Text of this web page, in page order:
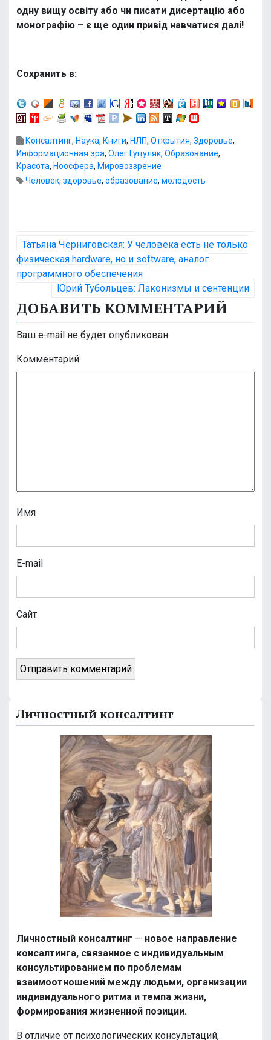
одну вищу освіту або чи писати дисертацію або
монографію – є ще один привід навчатися далі!
Сохранить в:
Консалтинг, Наука, Книги, НЛП, Открытия, Здоровье,
Информационная эра, Олег Гуцуляк, Образование,
Красота, Ноосфера, Мировоззрение
Человек, здоровье, образование, молодость
Н
а
и
г
а
ц
з
а
п
и
я
м
Татьяна Черниговская: У человека есть не только
физическая hardware, но и software, аналог
программного обеспечения
Юрий Тубольцев: Лаконизмы и сентенции
ДОБАВИТЬ КОММЕНТАРИЙ
Ваш e-mail не будет опубликован.
Комментарий
Имя
E-mail
Сайт
Личностный консалтинг
Личностный консалтинг — новое направление
консалтинга, связанное с индивидуальным
консультированием по проблемам
взаимоотношений между людьми, организации
индивидуального ритма и темпа жизни,
формирования жизненной позиции.
В отличие от психологических консультаций,